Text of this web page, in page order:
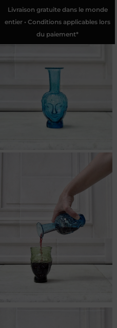
Livraison gratuite dans le monde
entier • Conditions applicables lors
du paiement*